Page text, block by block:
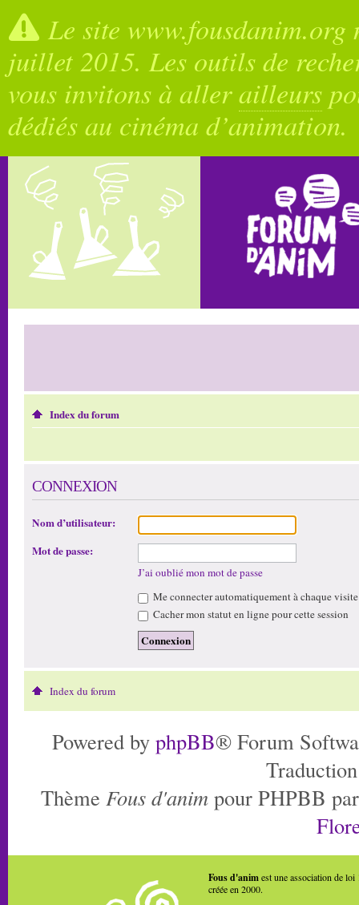
Le site
juillet 2015. Les outils de
vous invitons à allerailleurs
dédiés au cinéma d’animation.
Index du forum
CONNEXION
Nom d’utilisateur:
Mot de passe:
J’ai oublié mon mot de passe
Me connecter automatiquement à chaque visite
Cacher mon statut en ligne pour cette session
Index du forum
Powered by phpBB® Forum
Thème Fous d'anim pour PHPBB
Fous d'animest une association de loi
créée en 2000.